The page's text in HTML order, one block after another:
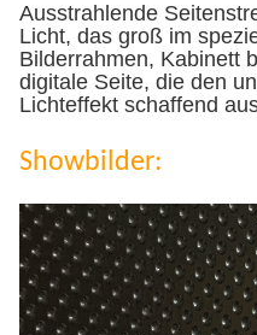
Ausstrahlende
Licht, das groß im
Bilderrahmen, Kabinett
digitale Seite, die den
Lichteffekt schaffend
Showbilder: